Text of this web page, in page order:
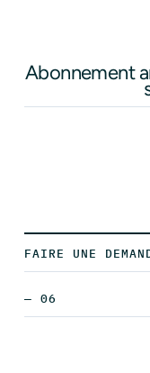
Abonnement
FAIRE UNE
— 06